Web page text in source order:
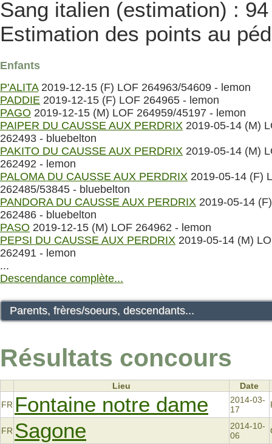
Sang italien (estimation) :
Estimation des points au
Enfants
P'ALITA2019-12-15 (F) LOF 264963/54609 - lemon
PADDIE 2019-12-15 (F) LOF 264965 - lemon
PAGO 2019-12-15 (M) LOF 264959/45197 - lemon
PAIPER DU CAUSSE AUX PERDRIX 2019-05-14 (M)
262493 - bluebelton
PAKITO DU CAUSSE AUX PERDRIX 2019-05-14 (M)
262492 - lemon
PALOMA DU CAUSSE AUX PERDRIX 2019-05-14 (F)
262485/53845 - bluebelton
PANDORA DU CAUSSE AUX PERDRIX 2019-05-14
262486 - bluebelton
PASO 2019-12-15 (M) LOF 264962 - lemon
PEPSI DU CAUSSE AUX PERDRIX 2019-05-14 (M)
262491 - lemon
...
Descendance complète...
Parents, frères/soeurs, descendants...
Résultats concours
Lieu
Date
FR Fontaine notre dame
2014-03-
17
FR Sagone
2014-10-
06